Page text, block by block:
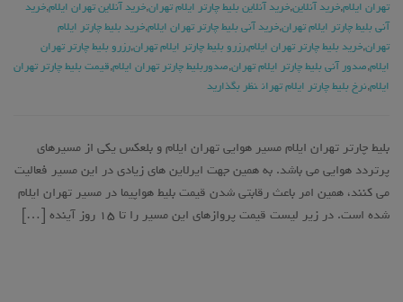
تهران ایلام,خرید آنلاین,خرید آنلاین بلیط چارتر ایلام تهران,خرید آنلاین تهران ایلام,خرید
آنی بلیط چارتر ایلام تهران,خرید آنی بلیط چارتر تهران ایلام,خرید بلیط چارتر ایلام
تهران,خرید بلیط چارتر تهران ایلام,رزرو بلیط چارتر ایلام تهران,رزرو بلیط چارتر تهران
ایلام,صدور آنی بلیط چارتر ایلام تهران,صدوربلیط چارتر تهران ایلام,قیمت بلیط چارتر تهران
ایلام,نرخ بلیط چارتر ایلام تهران نظر بگذارید
بلیط چارتر تهران ایلام مسیر هوایی تهران ایلام و بلعکس یکی از مسیرهای
پرتردد هوایی می باشد. به همین جهت ایرلاین های زیادی در این مسیر فعالیت
می کنند، همین امر باعث رقابتی شدن قیمت بلیط هواپیما در مسیر تهران ایلام
شده است. در زیر لیست قیمت پروازهای این مسیر را تا ۱۵ روز آینده […]